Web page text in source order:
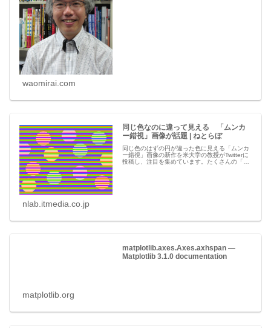
waomirai.com
同じ色なのに違って見える 「ムンカ
ー錯視」画像が話題 | ねとらぼ
同じ色のはずの円が違った色に見える「ムンカ
ー錯視」画像の新作を米大学の教授がTwitterに
投稿し、注目を集めています。たくさんの「い
nlab.itmedia.co.jp
matplotlib.axes.Axes.axhspan —
Matplotlib 3.1.0 documentation
matplotlib.org